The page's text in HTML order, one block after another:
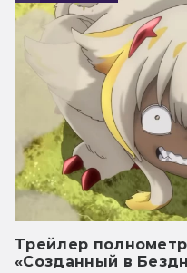
Трейлер
«Созданный в